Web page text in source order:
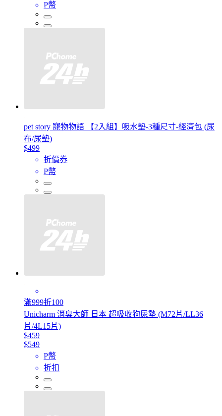
P幣
pet story 寵物物語 【2入組】吸水墊-3種尺寸-經濟包 (尿
布/尿墊)
$499
折價券
P幣
滿999折100
Unicharm 消臭大師 日本 超吸收狗尿墊 (M72片/LL36
片/4L15片)
$459
$549
P幣
折扣